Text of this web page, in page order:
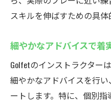
スキルを伸ばすための具体
細やかなアドバイスで着
Golfetのインストラクター
細やかなアドバイスを行
ートします。特に、個別